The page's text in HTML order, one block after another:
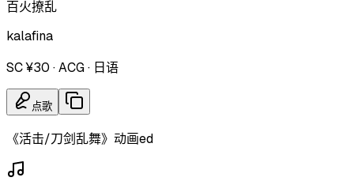
百火撩乱
kalafina
SC ¥30 ·ACG· 日语
点歌
《活击/刀剑乱舞》动画ed